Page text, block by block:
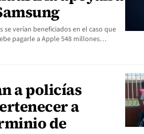
se verían beneficiados en el caso que
pagarle a Apple 548 millones…
a policías
a
de